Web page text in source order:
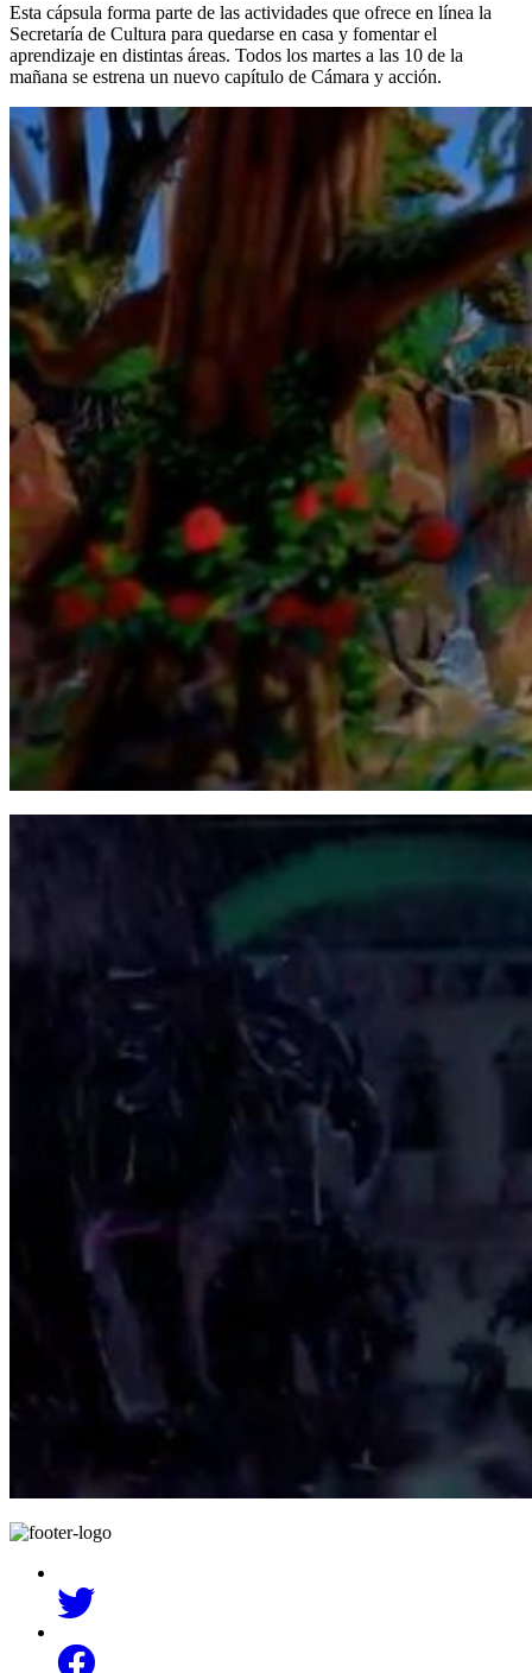
Esta cápsula forma parte de las actividades que ofrece en línea la
Secretaría de Cultura para quedarse en casa y fomentar el
aprendizaje en distintas áreas. Todos los martes a las 10 de la
mañana se estrena un nuevo capítulo de Cámara y acción.